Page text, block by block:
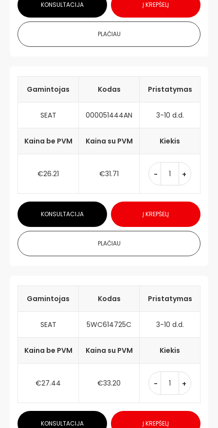
KONSULTACIJA Į KREPŠELĮ
PLAČIAU
Gamintojas Kodas Pristatymas
SEAT 000051444AN 3-10 d.d.
Kaina be PVM Kaina su PVM Kiekis
€26.21 €31.71 - +
KONSULTACIJA Į KREPŠELĮ
PLAČIAU
Gamintojas Kodas Pristatymas
SEAT 5WC614725C 3-10 d.d.
Kaina be PVM Kaina su PVM Kiekis
€27.44 €33.20 - +
KONSULTACIJA Į KREPŠELĮ